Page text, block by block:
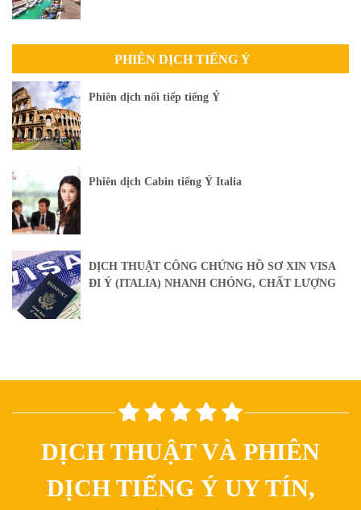
PHIÊN DỊCH TIẾNG Ý
Phiên dịch nối tiếp tiếng Ý
Phiên dịch Cabin tiếng Ý Italia
DỊCH THUẬT CÔNG CHỨNG HỒ SƠ XIN VISA
ĐI Ý (ITALIA) NHANH CHÓNG, CHẤT LƯỢNG
DỊCH THUẬT VÀ PHIÊN
DỊCH TIẾNG Ý UY TÍN,